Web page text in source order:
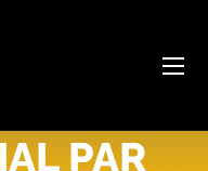
PAR